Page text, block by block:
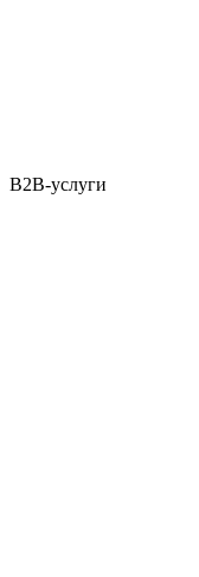
B2B-услуги